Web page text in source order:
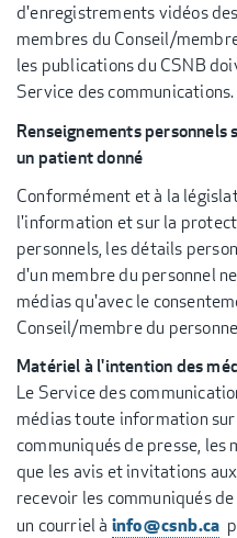
d'enregistrements vidéos
membres du Conseil/
les publications du CSNB
Service des communications.
Renseignements personnels
un patient donné
Conformément et à la
l'information et sur la
personnels, les détails
d'un membre du personnel
médias qu'avec le
Conseil/membre du
Matériel à l'intention des
Le Service des
médias toute information
communiqués de presse,
que les avis et invitations
recevoir les communiqués
un courriel à info@csnb.ca